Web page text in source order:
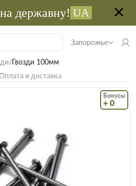
державну! UA
Запорожье
Гвозди 100мм
и доставка
Бонусы
+ 0